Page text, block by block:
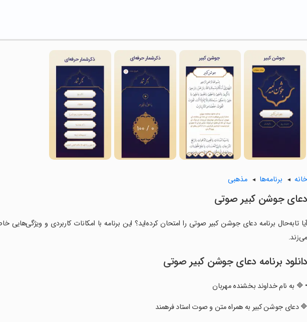
خانه برنامه‌ها مذهبی
‏‏‏دعای جوشن کبیر صوتی
آیا تابه‌حال برنامه ‏‏‏دعای جوشن کبیر صوتی را امتحان کرده‌اید؟ این برنامه با امکانات کاربردی و ویژگی‌هایی
می‌زند.
دانلود برنامه ‏‏‏دعای جوشن کبیر صوتی
‏• ‏‏‏‏‏‏‏‏‏‏‏‏‏‏‏‏🔷 به نام خداوند بخشنده مهربان
‏‏‏‏‏‏‏‏‏‏‏‏‏‏‏‏‏🔷 دعای جوشن کبیر به همراه متن و صوت استاد فرهمند